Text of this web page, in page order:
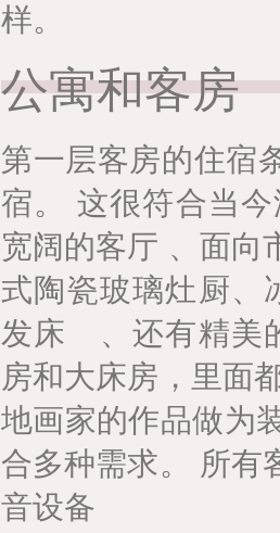
样。
公寓和客房
第一层客房的住宿
宿。 这很符合当
宽阔的客厅 、面向
式陶瓷玻璃灶厨、
发床 、还有精美
房和大床房，里面
地画家的作品做为
合多种需求。 所有
音设备